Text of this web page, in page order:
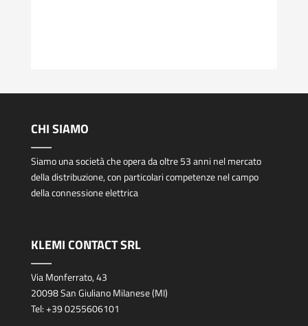
CHI SIAMO
Siamo una società che opera da oltre 53 anni nel mercato
della distribuzione, con particolari competenze nel campo
della connessione elettrica
KLEMI CONTACT SRL
Via Monferrato, 43
20098 San Giuliano Milanese (MI)
Tel:+39 0255606101